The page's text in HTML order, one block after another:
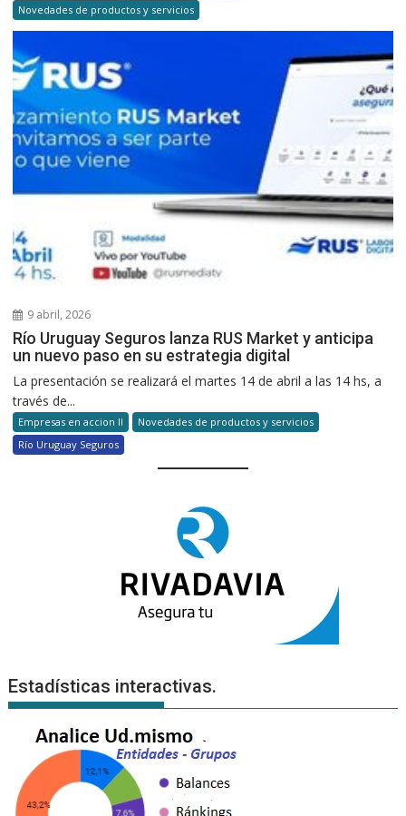
Novedades de productos y servicios
9 abril, 2026
Río Uruguay Seguros lanza RUS Market y anticipa
un nuevo paso en su estrategia digital
La presentación se realizará el martes 14 de abril a las 14 hs, a
través de...
Empresas en accion II
Novedades de productos y servicios
Río Uruguay Seguros
Estadísticas interactivas.